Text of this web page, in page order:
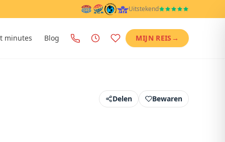
Uitstekend
minutes Blog MIJN REIS →
Delen Bewaren